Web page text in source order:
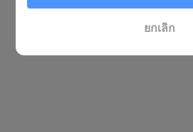
ยกเลิก